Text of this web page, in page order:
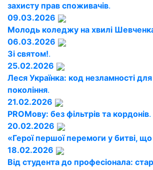
захисту прав споживачів.
09.03.2026
Молодь коледжу на хвилі
06.03.2026
Зі святом!.
25.02.2026
Леся Українка: код незламності
покоління.
21.02.2026
PROМову: без фільтрів та кордонів.
20.02.2026
«Герої першої перемоги у битві,
18.02.2026
Від студента до професіонала: